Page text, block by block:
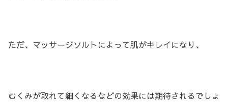
ただ、マッサージソルトによって肌がキレイになり、
むくみが取れて細くなるなどの効果には期待されるでしょ